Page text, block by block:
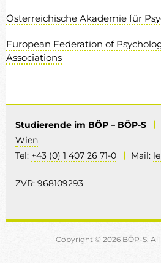
Österreichische Akademie für
European Federation of
Associations
Studierende im BÖP – BÖP-S |
Wien
Tel: +43 (0) 1 407 26 71-0 | Mail:
ZVR: 968109293
Copyright © 2026 BÖP-S.